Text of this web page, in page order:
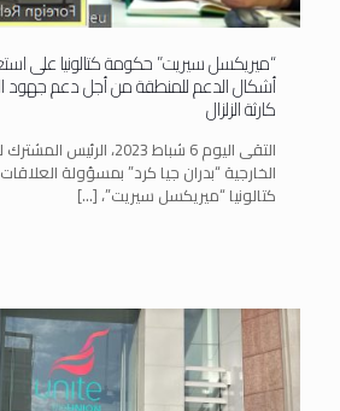
“ميريكسل سيريت” حكومة كتالونيا على
أشكال الدعم للمنطقة من أجل دعم جهود
كارثة الزلزال
التقى اليوم 6 شباط 2023،
الخارجية “بدران جيا كرد” بمسؤولة
كتالونيا “ميريكسل سيريت”،[…]